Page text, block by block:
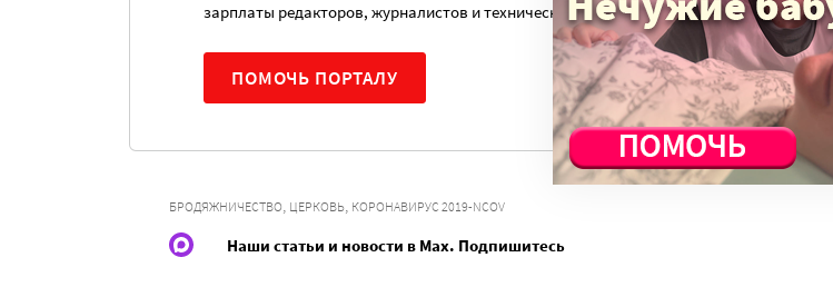
зарплаты редакторов, журналистов и техническую поддержку сайта нужны средства.
ПОМОЧЬ ПОРТАЛУ
БРОДЯЖНИЧЕСТВО, ЦЕРКОВЬ, КОРОНАВИРУС 2019-NCOV
Наши статьи и новости в Max. Подпишитесь